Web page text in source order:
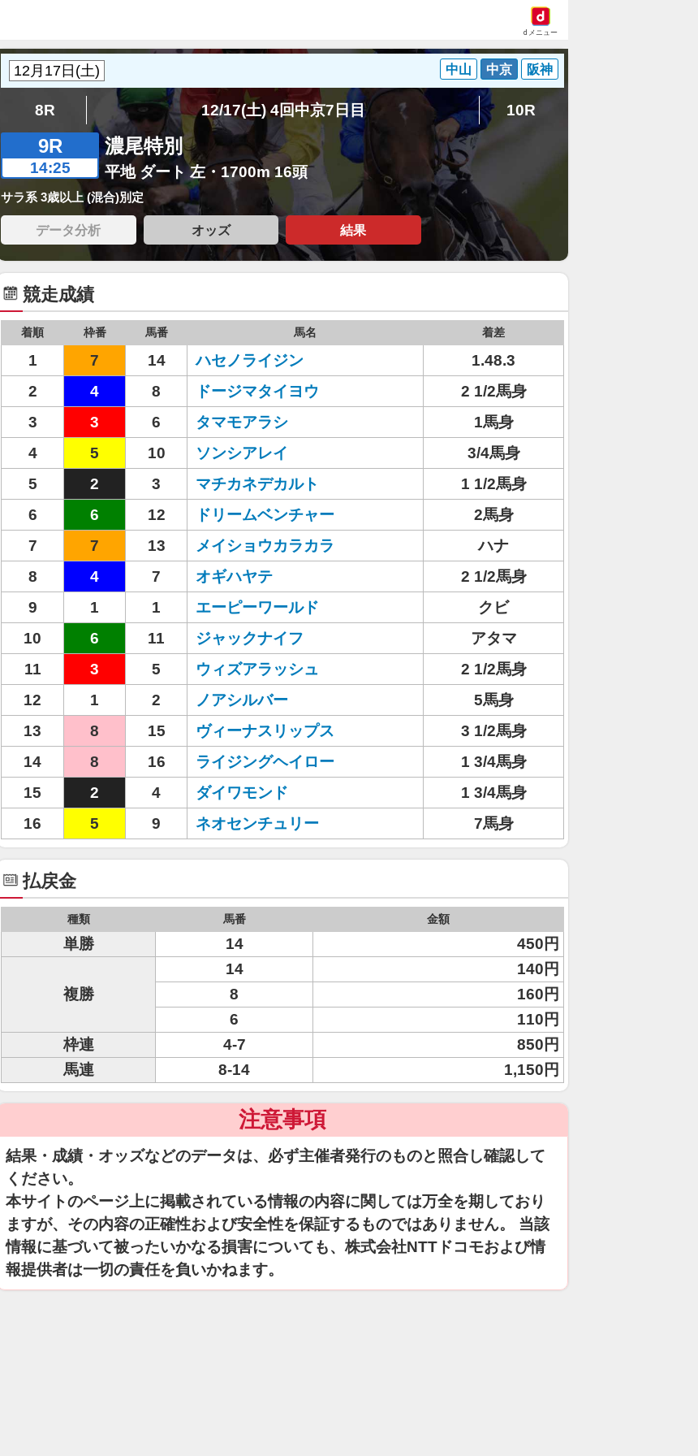
dメニュー
中山 中京 阪神
8R 12/17(土) 4回中京7日目 10R
9R
14:25
濃尾特別
平地 ダート 左・1700m 16頭
サラ系 3歳以上 (混合)別定
データ分析 オッズ 結果
競走成績
着順 枠番 馬番 馬名 着差
1 7 14 ハセノライジン
1.48.3
2
4 8 ドージマタイヨウ
2 1/2馬身
3
3 6 タマモアラシ
1馬身
4
5 10 ソンシアレイ
3/4馬身
5
2 3 マチカネデカルト
1 1/2馬身
6
6 12 ドリームベンチャー
2馬身
7
7 13 メイショウカラカラ
ハナ
8
4 7 オギハヤテ
2 1/2馬身
9
1 1 エーピーワールド
クビ
10
6 11 ジャックナイフ
アタマ
11
3 5 ウィズアラッシュ
2 1/2馬身
12
1 2 ノアシルバー
5馬身
13
8 15 ヴィーナスリップス
3 1/2馬身
14
8 16 ライジングヘイロー
1 3/4馬身
15
2 4 ダイワモンド
1 3/4馬身
16
5 9 ネオセンチュリー 7馬身
払戻金
種類 馬番 金額
単勝 14 450円
複勝
14
140円
8
160円
6
110円
枠連
4-7
850円
馬連
8-14 1,150円
注意事項
結果・成績・オッズなどのデータは、必ず主催者発行のものと照合し確認して
ください。
本サイトのページ上に掲載されている情報の内容に関しては万全を期しており
ますが、その内容の正確性および安全性を保証するものではありません。 当該
情報に基づいて被ったいかなる損害についても、株式会社NTTドコモおよび情
報提供者は一切の責任を負いかねます。